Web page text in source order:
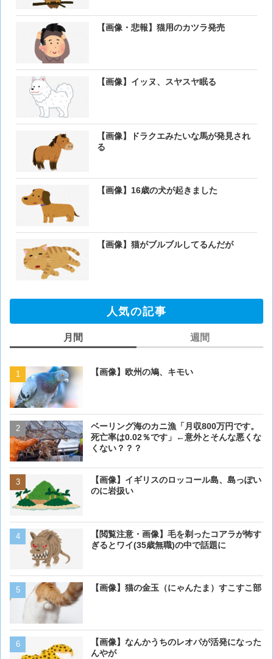
【画像・悲報】猫用のカツラ発売
【画像】イッヌ、スヤスヤ眠る
【画像】ドラクエみたいな馬が発見され
る
【画像】16歳の犬が起きました
【画像】猫がブルブルしてるんだが
人気の記事
月間
【画像】欧州の鳩、キモい
ベーリング海のカニ漁「月収800万円です。
死亡率は0.02％です」←意外とそんな悪くな
くない？？？
【画像】イギリスのロッコール島、島っぽい
のに岩扱い
【閲覧注意・画像】毛を剃ったコアラが怖す
ぎるとワイ(35歳無職)の中で話題に
【画像】猫の金玉（にゃんたま）すこすこ部
【画像】なんかうちのレオパが活発になった
んやが
週間
【画像】欧州の鳩、キモい
【閲覧注意・画像】毛を剃
ぎるとワイ(35歳無職)の中
【画像】イギリスのロッコ
【画像大量！】イッヌさん
も上手い
【画像】16歳の犬が起きま
【画像】猫が抱きついてく